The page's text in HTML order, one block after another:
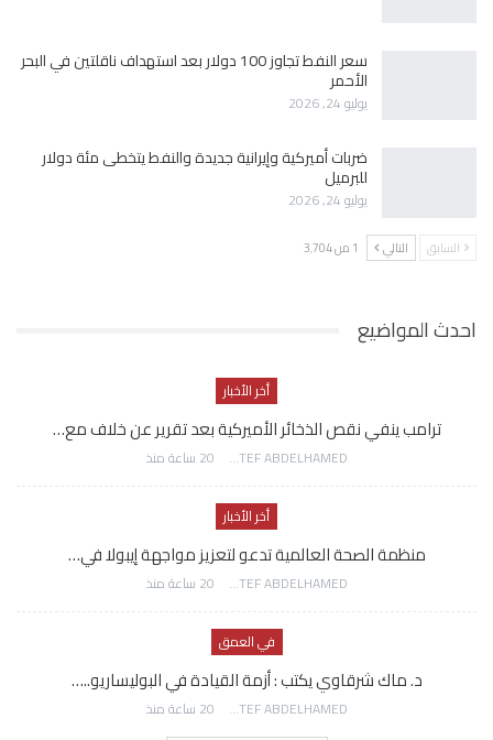
سعر النفط تجاوز 100 دولار بعد استهداف ناقلتين في البحر
الأحمر
يوليو 24, 2026
ضربات أميركية وإيرانية جديدة والنفط يتخطى مئة دولار
للبرميل
يوليو 24, 2026
السابق التالي 1 من 3٬704
احدث المواضيع
أخر الأخبار
ترامب ينفي نقص الذخائر الأميركية بعد تقرير عن خلاف مع…
AWATEF ABDELHAMED 20 ساعة منذ
أخر الأخبار
منظمة الصحة العالمية تدعو لتعزيز مواجهة إيبولا في…
AWATEF ABDELHAMED 20 ساعة منذ
في العمق
د. ماك شرقاوي يكتب : أزمة القيادة في البوليساريو..…
AWATEF ABDELHAMED 20 ساعة منذ